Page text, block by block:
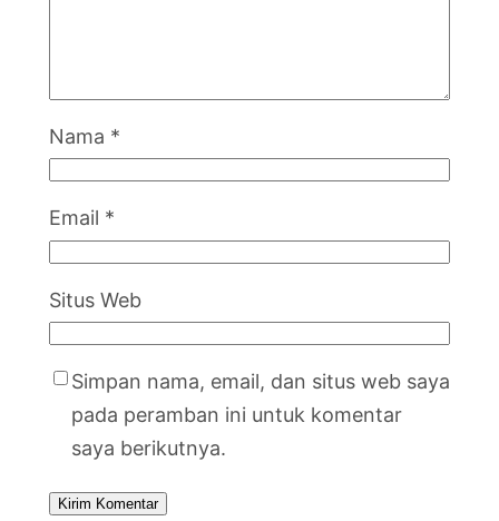
Nama *
Email *
Situs Web
Simpan nama, email, dan situs web saya
pada peramban ini untuk komentar
saya berikutnya.